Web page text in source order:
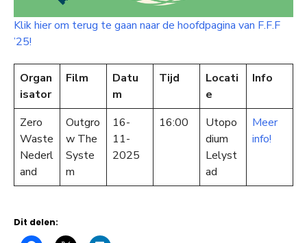
Klik hier om terug te gaan naar de hoofdpagina van F.F.F
’25!
Organ
isator
Film
Datu
m
Tijd
Locati
e
Info
Zero
Waste
Nederl
and
Outgro
w The
Syste
m
16-
11-
2025
16:00
Utopo
dium
Lelyst
ad
Meer
info!
Dit delen: